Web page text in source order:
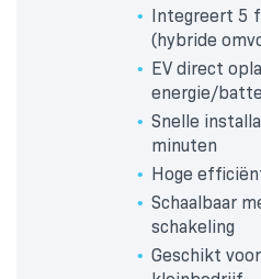
Integreert 5
(hybride
EV direct
energie/
Snelle
minuten
Hoge
Schaalbaar
schakeling
Geschikt